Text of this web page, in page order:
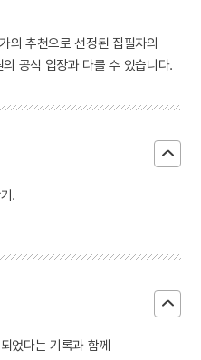
의 추천으로 선정된 집필자의
공식 입장과 다를 수 있습니다.
.
었다는 기록과 함께